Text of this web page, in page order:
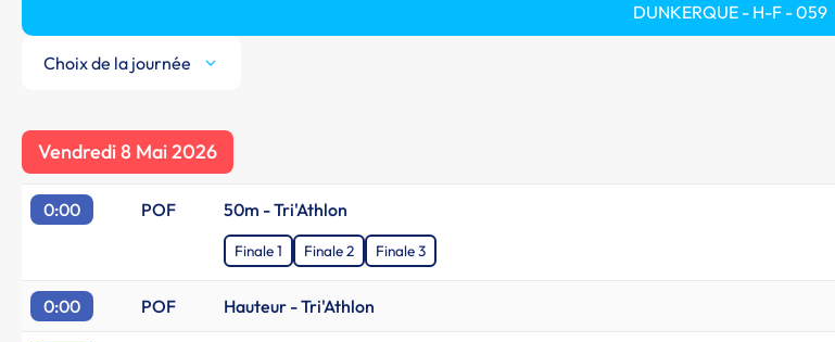
DUNKERQUE - H-F - 059
Choix de la journée
Vendredi 8 Mai 2026
0:00 POF 50m - Tri'Athlon
Finale 1 Finale 2 Finale 3
0:00 POF Hauteur - Tri'Athlon